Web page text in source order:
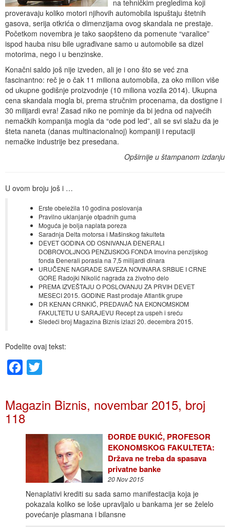
na tehničkim pregledima koji
proveravaju koliko motori njihovih automobila ispuštaju štetnih
gasova, serija otkrića o dimenzijama ovog skandala ne prestaje.
Početkom novembra je tako saopšteno da pomenute “varalice”
ispod hauba nisu bile ugrađivane samo u automobile sa dizel
motorima, nego i u benzinske.
Konačni saldo još nije izveden, ali je i ono što se već zna
fascinantno: reč je o čak 11 miliona automobila, za oko milion više
od ukupne godišnje proizvodnje (10 miliona vozila 2014). Ukupna
cena skandala mogla bi, prema stručnim procenama, da dostigne i
30 milijardi evra! Zasad niko ne pominje da bi jedna od najvećih
nemačkih kompanija mogla da “ode pod led”, ali se svi slažu da je
šteta naneta (danas multinacionalnoj) kompaniji i reputaciji
nemačke industrije bez presedana.
Opširnije u štampanom izdanju
U ovom broju još i …
Erste obeležila 10 godina poslovanja
Pravilno uklanjanje otpadnih guma
Moguća je bolja naplata poreza
Saradnja Delta motorsa i Mašinskog fakulteta
DEVET GODINA OD OSNIVANJA ĐENERALI
DOBROVOLJNOG PENZIJSKOG FONDA Imovina penzijskog
fonda Đenerali porasla na 7,5 milijardi dinara
URUČENE NAGRADE SAVEZA NOVINARA SRBIJE I CRNE
GORE Radojki Nikolić nagrada za životno delo
PREMA IZVEŠTAJU O POSLOVANJU ZA PRVIH DEVET
MESECI 2015. GODINE Rast prodaje Atlantik grupe
DR KENAN CRNKIĆ, PREDAVAČ NA EKONOMSKOM
FAKULTETU U SARAJEVU Recept za uspeh i sreću
Sledeći broj Magazina Biznis izlazi 20. decembra 2015.
Podelite ovaj tekst:
Facebook
Magazin Biznis, novembar 2015, broj
118
ĐORĐE ĐUKIĆ, PROFESOR
EKONOMSKOG FAKULTETA:
Država ne treba da spasava
privatne banke
20 Nov 2015
Nenaplativi krediti su sada samo manifestacija koja je
pokazala koliko se loše upravljalo u bankama jer se želelo
povećanje plasmana i bilansne